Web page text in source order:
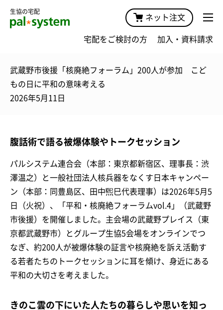
生協の宅配
ネット注文
宅配をご検討の方 加入・資料請求
武蔵野市後援「核廃絶フォーラム」200人が参加 こど
もの日に平和の意味考える
2026年5月11日
腹話術で語る被爆体験やトークセッション
パルシステム連合会（本部：東京都新宿区、理事長：渋
澤温之）と一般社団法人核兵器をなくす日本キャンペー
ン（本部：同豊島区、田中煕巳代表理事）は2026年5月5
日（火祝）、「平和・核廃絶フォーラムvol.4」（武蔵野
市後援）を開催しました。主会場の武蔵野プレイス（東
京都武蔵野市）とグループ生協5会場をオンラインでつ
なぎ、約200人が被爆体験の証言や核廃絶を訴え活動す
る若者たちのトークセッションに耳を傾け、身近にある
平和の大切さを考えました。
きのこ雲の下にいた人たちの暮らしや思いを知っ